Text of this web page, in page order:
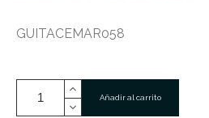
GUITACEMAR058
Añadir al carrito